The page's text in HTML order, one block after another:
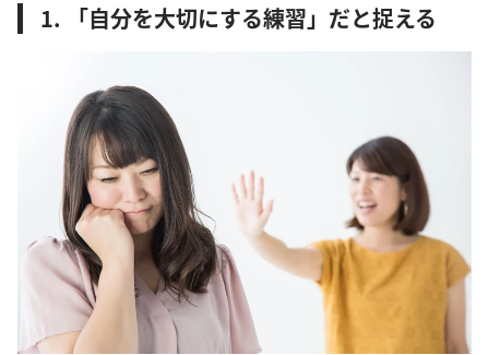
1. 「自分を大切にする練習」だと捉える